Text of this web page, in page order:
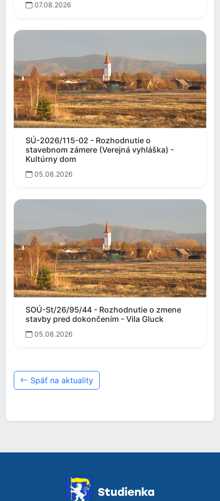
07.08.2026
SÚ-2026/115-02 - Rozhodnutie o
stavebnom zámere (Verejná vyhláška) -
Kultúrny dom
05.08.2026
SOÚ-St/26/95/44 - Rozhodnutie o zmene
stavby pred dokončením - Vila Gluck
05.08.2026
Späť na aktuality